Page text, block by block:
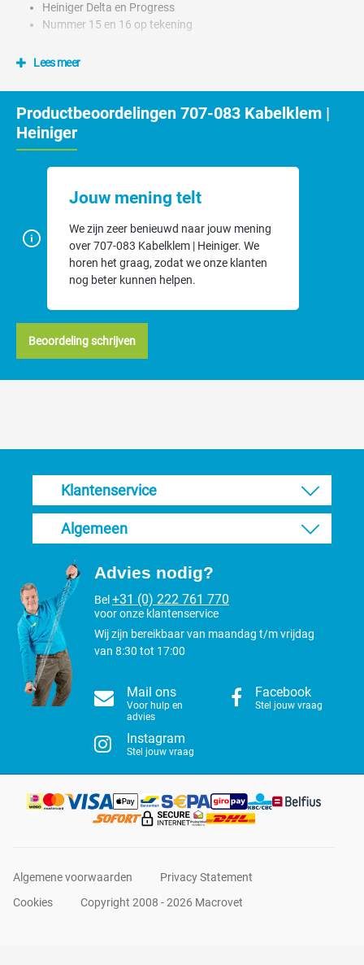
Heiniger Delta en Progress
Nummer 15 en 16 op tekening
Lees meer
Productbeoordelingen 707-083 Kabelklem |
Heiniger
Jouw mening telt
We zijn zeer benieuwd naar jouw mening
over 707-083 Kabelklem | Heiniger. We
horen het graag, zodat we onze klanten
nog beter kunnen helpen.
Beoordeling schrijven
Klantenservice
Algemeen
Advies nodig?
Bel +31 (0) 222 761 770
voor onze klantenservice
Wij zijn bereikbaar van maandag t/m vrijdag
van 8:30 tot 17:00
Mail ons
Voor hulp en
advies
Facebook
Stel jouw vraag
Instagram
Stel jouw vraag
Algemene voorwaarden
Privacy Statement
Cookies
Copyright 2008 - 2026 Macrovet